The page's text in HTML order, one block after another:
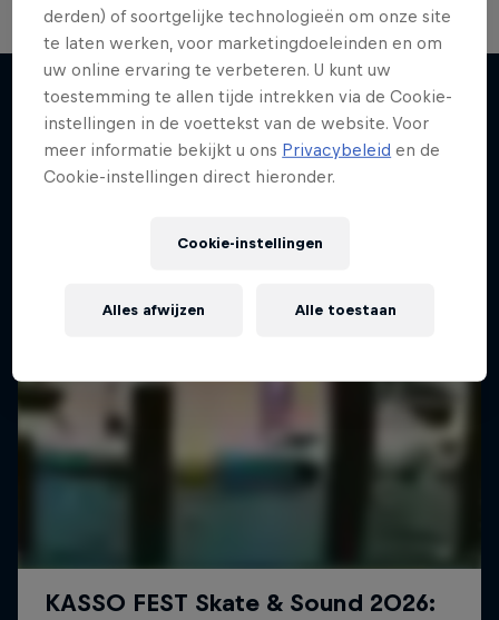
Meer van dit
derden) of soortgelijke technologieën om onze site
te laten werken, voor marketingdoeleinden en om
uw online ervaring te verbeteren. U kunt uw
toestemming te allen tijde intrekken via de Cookie-
instellingen in de voettekst van de website. Voor
meer informatie bekijkt u ons Privacybeleid en de
Cookie-instellingen direct hieronder.
Cookie-instellingen
Alles afwijzen Alle toestaan